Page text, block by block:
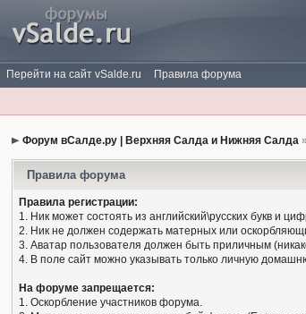
Перейти на сайт vSalde.ru Правила форума
Форум вСалде.ру | Верхняя Салда и Нижняя Салда
Правила форума
Правила регистрации:
1. Ник может состоять из английский\русских букв и
2. Ник не должен содержать матерных или
3. Аватар пользователя должен быть приличным
4. В поле сайт можно указывать только личную
На форуме запрещается:
1. Оскорбление участников форума.